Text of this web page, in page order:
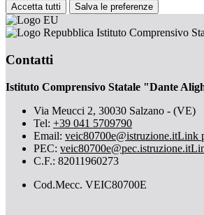
Accetta tutti Salva le preferenze
Istituto Comprensivo
Contatti
Istituto Comprensivo Statale "Dante
Via Meucci 2, 30030 Salzano - (VE)
Tel: +39 041 5709790
Email: veic80700e@istruzione.itLink
PEC: veic80700e@pec.istruzione.it
C.F.: 82011960273
Cod.Mecc. VEIC80700E